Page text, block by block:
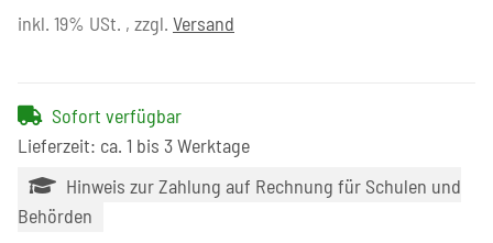
inkl. 19% USt. , zzgl. Versand
Sofort verfügbar
Lieferzeit: ca. 1 bis 3 Werktage
Hinweis zur Zahlung auf Rechnung für Schulen und
Behörden